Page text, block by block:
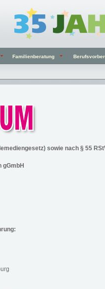
sowie nach § 55
gGmbH
Familienberatung